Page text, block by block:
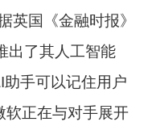
英国《金融时报》
出了其人工智能
助手可以记住用户
软正在与对手展开